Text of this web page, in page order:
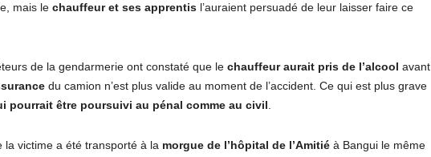
mais le chauffeur et ses apprentis l’auraient persuadé de leur laisser faire ce
de la gendarmerie ont constaté que le chauffeur aurait pris de l’alcool avant
du camion n’est plus valide au moment de l’accident. Ce qui est plus grave
pourrait être poursuivi au pénal comme au civil
la victime a été transporté à la morgue de l’hôpital de l’Amitié à Bangui le même